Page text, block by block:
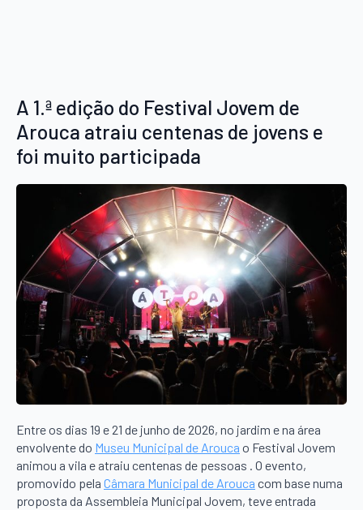
A 1.ª edição do Festival Jovem de
Arouca atraiu centenas de jovens e
foi muito participada
Entre os dias 19 e 21 de junho de 2026, no jardim e na área
envolvente do Museu Municipal de Arouca o Festival Jovem
animou a vila e atraiu centenas de pessoas . O evento,
promovido pela Câmara Municipal de Arouca com base numa
proposta da Assembleia Municipal Jovem, teve entrada